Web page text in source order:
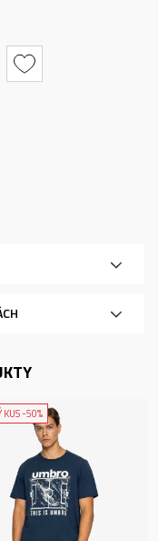
KUS -50%